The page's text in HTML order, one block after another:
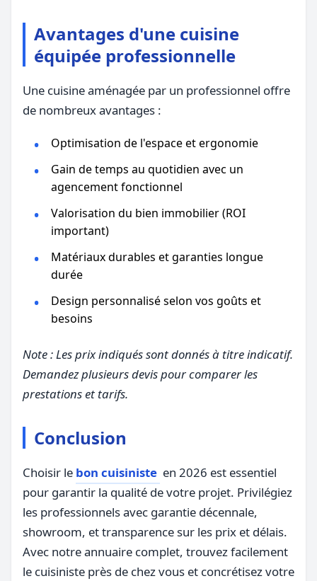
Avantages d'une cuisine
équipée professionnelle
Une cuisine aménagée par un professionnel offre
de nombreux avantages :
Optimisation de l'espace et ergonomie
Gain de temps au quotidien avec un
agencement fonctionnel
Valorisation du bien immobilier (ROI
important)
Matériaux durables et garanties longue
durée
Design personnalisé selon vos goûts et
besoins
Note : Les prix indiqués sont donnés à titre indicatif.
Demandez plusieurs devis pour comparer les
prestations et tarifs.
Conclusion
Choisir le bon cuisiniste en 2026 est essentiel
pour garantir la qualité de votre projet. Privilégiez
les professionnels avec garantie décennale,
showroom, et transparence sur les prix et délais.
Avec notre annuaire complet, trouvez facilement
le cuisiniste près de chez vous et concrétisez votre